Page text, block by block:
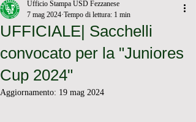
UFFICIALE| Sacchelli
convocato per la "Juniores
Cup 2024"
Ufficio Stampa USD Fezzanese
7 mag 2024 Tempo di lettura: 1 min
Aggiornamento: 19 mag 2024